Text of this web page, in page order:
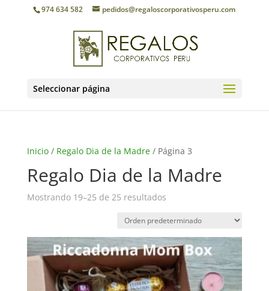
974 634 582 pedidos@regaloscorporativosperu.com
Seleccionar página
Inicio/ Regalo Dia de la Madre/ Página 3
Regalo Dia de la Madre
Mostrando 19–25 de 25 resultados